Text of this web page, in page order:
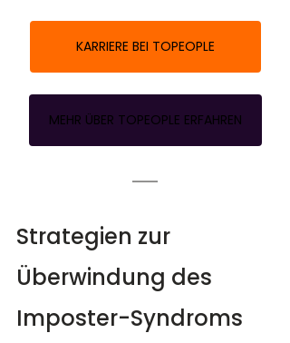
KARRIERE BEI TOPEOPLE
MEHR ÜBER TOPEOPLE ERFAHREN
Strategien zur
Überwindung des
Imposter-Syndroms